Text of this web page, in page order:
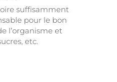
suffisamment
pour le bon
l’organisme et
etc.